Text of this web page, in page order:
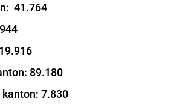
41.764
89.180
7.830